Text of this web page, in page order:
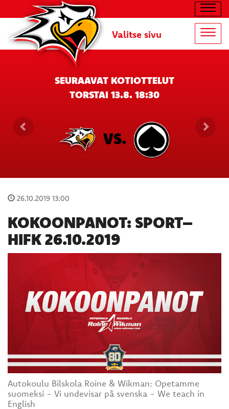
Valitse sivu
SEURAAVAT KOTIOTTELUT
TORSTAI 13.8. 18:30
VS.
26.10.2019 13:00
KOKOONPANOT: SPORT–
HIFK 26.10.2019
Autokoulu Bilskola Roine & Wikman: Opetamme
suomeksi - Vi undevisar på svenska - We teach in
English